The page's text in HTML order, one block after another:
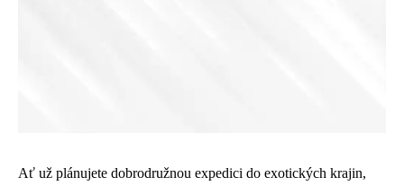
Ať už plánujete dobrodružnou expedici do exotických krajin,